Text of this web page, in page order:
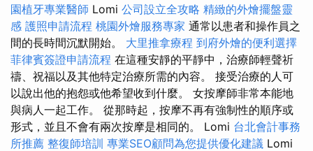
園植牙專業醫師 Lomi 公司設立全攻略 精緻的外燴擺盤靈
感 護照申請流程 桃園外燴服務專家 通常以患者和操作員之
間的長時間沉默開始。 大里推拿療程 到府外燴的便利選擇
菲律賓簽證申請流程 在這種安靜的平靜中，治療師輕聲祈
禱、祝福以及其他特定治療所需的內容。 接受治療的人可
以說出他的抱怨或他希望收到什麼。 女按摩師非常本能地
與病人一起工作。 從那時起，按摩不再有強制性的順序或
形式，並且不會有兩次按摩是相同的。 Lomi 台北會計事務
所推薦 整復師培訓 專業SEO顧問為您提供優化建議 Lomi